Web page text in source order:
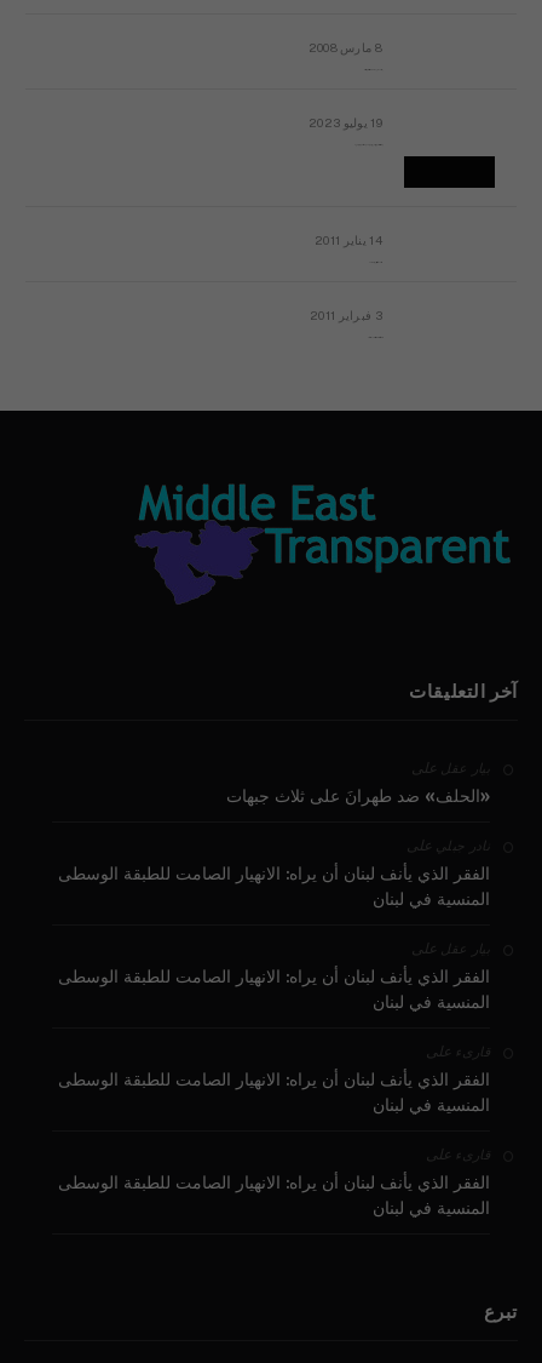
8 مارس 2008
19 يوليو 2023
14 يناير 2011
3 فبراير 2011
آخر التعليقات
بيار عقل على
«الحلف» ضد طهرانَ على ثلاث جبهات
نادر جبلي على
الفقر الذي يأنف لبنان أن يراه: الانهيار الصامت للطبقة الوسطى
المنسية في لبنان
بيار عقل على
الفقر الذي يأنف لبنان أن يراه: الانهيار الصامت للطبقة الوسطى
المنسية في لبنان
قارىء على
الفقر الذي يأنف لبنان أن يراه: الانهيار الصامت للطبقة الوسطى
المنسية في لبنان
قارىء على
الفقر الذي يأنف لبنان أن يراه: الانهيار الصامت للطبقة الوسطى
المنسية في لبنان
تبرع